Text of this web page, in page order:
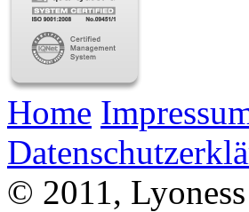
Home
© 2011,